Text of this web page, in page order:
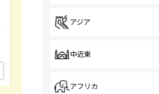
アジア
中近東
アフリカ